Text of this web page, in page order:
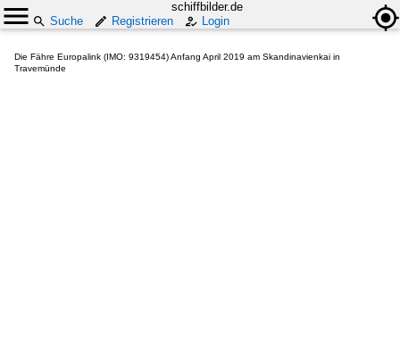
schiffbilder.de
Suche
Registrieren Login
Die Fähre Europalink (IMO: 9319454) Anfang April 2019 am Skandinavienkai in
Travemünde